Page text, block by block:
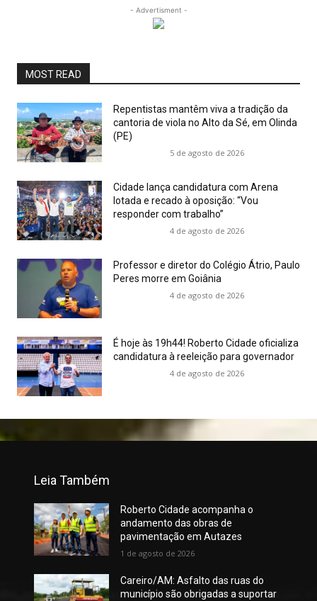
- Advertisment -
MOST READ
Repentistas mantêm viva a tradição da
cantoria de viola no Alto da Sé, em Olinda
(PE)
5 de agosto de 2026
Cidade lança candidatura com Arena
lotada e recado à oposição: “Vou
responder com trabalho”
4 de agosto de 2026
Professor e diretor do Colégio Átrio, Paulo
Peres morre em Goiânia
4 de agosto de 2026
É hoje às 19h44! Roberto Cidade oficializa
candidatura à reeleição para governador
4 de agosto de 2026
Leia Também
Roberto Cidade acompanha o
andamento das obras de
pavimentação em Autazes
1 de agosto de 2026
Careiro/AM: Asfalto das ruas do
município são obrigadas a suportar